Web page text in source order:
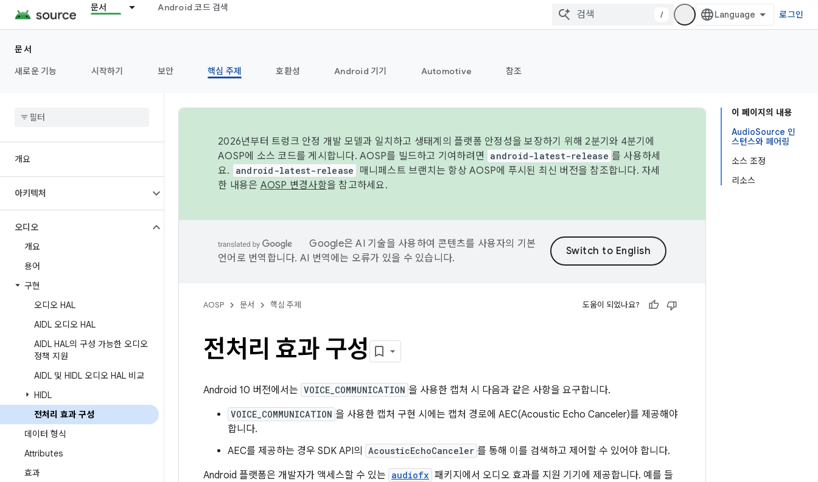
문서 Android 코드 검색
/ 로그인
문서
새로운 기능
시작하기 보안 핵심 주제 호환성 Android 기기 Automotive 참조
개요
아키텍처
오디오
개요
용어
구현
오디오 HAL
AIDL 오디오 HAL
AIDL HAL의 구성 가능한 오디오
정책 지원
AIDL 및 HIDL 오디오 HAL 비교
HIDL
전처리 효과 구성
데이터 형식
Attributes
효과
이 페이지의 내용
AudioSource 인
스턴스와 페어링
소스 조정
리소스
2026년부터 트렁크 안정 개발 모델과 일치하고 생태계의 플랫폼 안정성을 보장하기 위해 2분기와 4분기에
AOSP에 소스 코드를 게시합니다. AOSP를 빌드하고 기여하려면
android-latest-release 를 사용하세
요.
android-latest-release
매니페스트 브랜치는 항상 AOSP에 푸시된 최신 버전을 참조합니다. 자세
한 내용은 AOSP 변경사항을 참고하세요.
Google은 AI 기술을 사용하여 콘텐츠를 사용자의 기본
언어로 번역합니다. AI 번역에는 오류가 있을 수 있습니다.
AOSP 문서 핵심 주제 도움이 되었나요?
전처리 효과 구성
Android 10 버전에서는 VOICE_COMMUNICATION 을 사용한 캡처 시 다음과 같은 사항을 요구합니다.
VOICE_COMMUNICATION 을 사용한 캡처 구현 시에는 캡처 경로에 AEC(Acoustic Echo Canceler)를 제공해야
합니다.
AEC를 제공하는 경우 SDK API의
AcousticEchoCanceler 를 통해 이를 검색하고 제어할 수 있어야 합니다.
Android 플랫폼은 개발자가 액세스할 수 있는 audiofx 패키지에서 오디오 효과를 지원 기기에 제공합니다. 예를 들